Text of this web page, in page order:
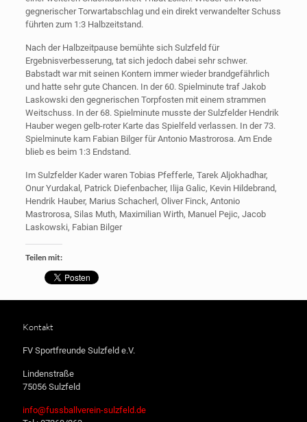
gegnerischer Torwartabschlag und ein direkt verwandelter Schuss
führten zum 1:3 Halbzeitstand.
Nach der Halbzeitpause bemühte sich Sulzfeld für
Ergebnisverbesserung, tat sich jedoch dabei sehr schwer.
Babstadt war mit seinen Kontern immer wieder brandgefährlich
und hatte sehr gute Chancen. In der 60. Spielminute traf Jakob
Laskowski den gegnerischen Torpfosten mit einem strammen
Weitschuss. In der 68. Spielminute musste der Sulzfelder Hendrik
Hauber wegen gelb-roter Karte das Spielfeld verlassen. In der 73.
Spielminute kam Fabian Bilger für Antonio Mastrorosa. Am Ende
blieb es beim 1:3 Endstand.
Im Sulzfelder Kader waren Tobias Pfefferle, Tarek Aljokhadhar,
Onur Yurdakal, Patrick Diefenbacher, Ilija Galic, Kevin Hildebrand,
Hendrik Hauber, Marius Schacherl, Oliver Finck, Antonio
Mastrorosa, Silas Muth, Maximilian Wirth, Manuel Pejic, Jacob
Laskowski, Fabian Bilger
Teilen mit:
Kontakt
FV Sportfreunde Sulzfeld e.V.
Lindenstraße
75056 Sulzfeld
info@fussballverein-sulzfeld.de